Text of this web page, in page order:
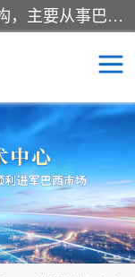
*是一家的测试、评估、检查与认机构，主要从事巴西NR10认证、NR12认证、NR13认证；ANATEL认证、INMTRO认证，欧盟CE认证：MD认证，PED认证，MID认证，ATEX认证，德国蓝色天使认证。
证
证
认证